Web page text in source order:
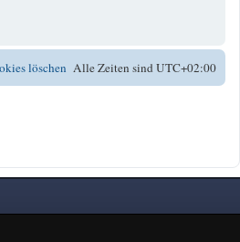
Alle Zeiten sindUTC+02:00
löschen